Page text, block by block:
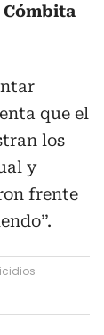
Cómbita
que el
los
y
frente